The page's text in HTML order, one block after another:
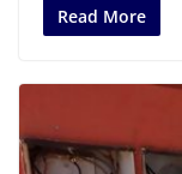
Read More